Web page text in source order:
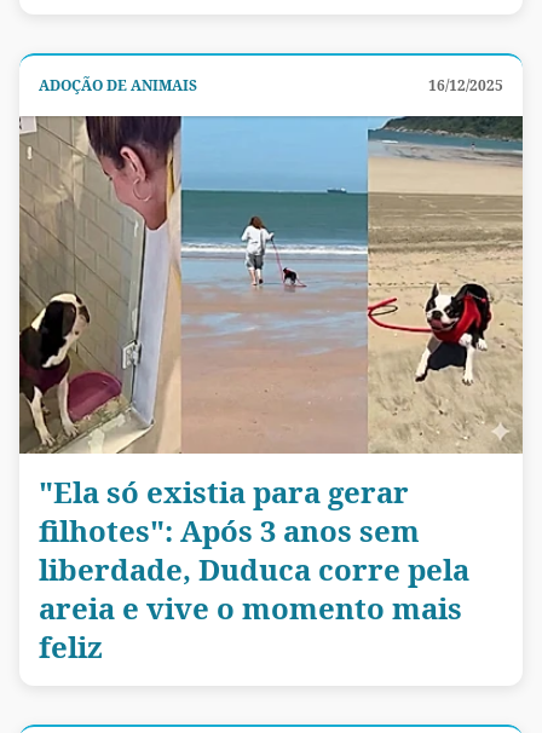
ADOÇÃO DE ANIMAIS 16/12/2025
"Ela só existia para gerar
filhotes": Após 3 anos sem
liberdade, Duduca corre pela
areia e vive o momento mais
feliz